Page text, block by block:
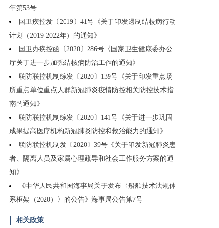
年第53号
国卫疾控发〔2019〕41号《关于印发遏制结核病行动
计划（2019-2022年）的通知》
国卫办疾控函〔2020〕286号《国家卫生健康委办公
厅关于进一步加强结核病防治工作的通知》
联防联控机制综发〔2020〕139号《关于印发重点场
所重点单位重点人群新冠肺炎疫情防控相关防控技术指
南的通知》
联防联控机制综发〔2020〕141号《关于进一步巩固
成果提高医疗机构新冠肺炎防控和救治能力的通知》
联防联控机制发〔2020〕39号《关于印发新冠肺炎患
者、隔离人员及家属心理疏导和社会工作服务方案的通
知》
《中华人民共和国海事局关于发布〈船舶技术法规体
系框架（2020）〉的公告》海事局公告第7号
相关政策